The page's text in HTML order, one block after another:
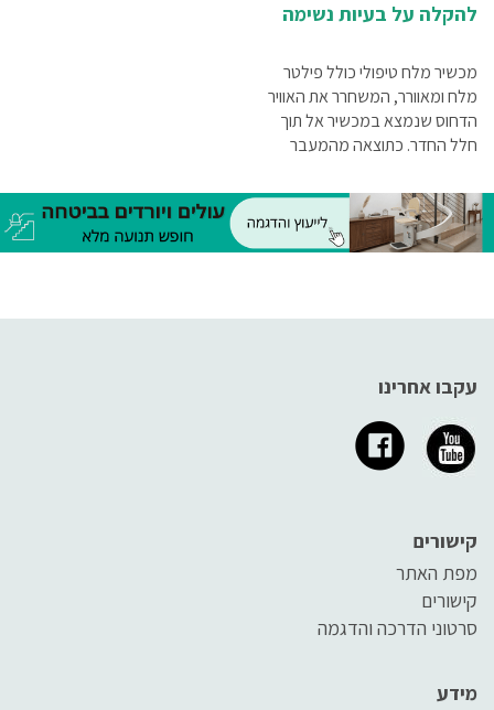
להקלה על בעיות נשימה
מכשיר מלח טיפולי כולל פילטר
מלח ומאוורר, המשחרר את האוויר
הדחוס שנמצא במכשיר אל תוך
חלל החדר. כתוצאה מהמעבר
תרסיס של נתרן כלורי, אשר בנוסף
לספיחת הנוזלים גורם גם לשינוי
מאזן היונים באוויר
עקבו אחרינו
קישורים
מפת האתר
קישורים
סרטוני הדרכה והדגמה
מידע